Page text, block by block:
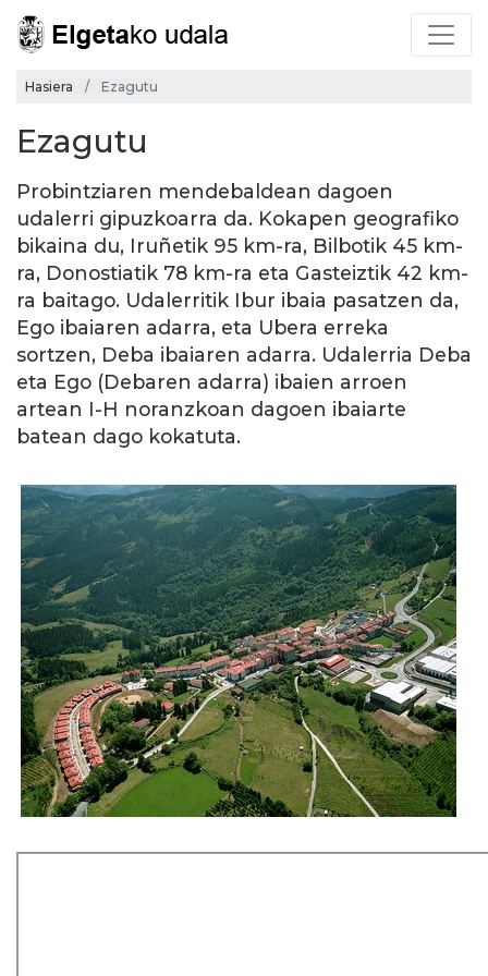
Hasiera Ezagutu
Ezagutu
Probintziaren mendebaldean dagoen
udalerri gipuzkoarra da. Kokapen geografiko
bikaina du, Iruñetik 95 km-ra, Bilbotik 45 km-
ra, Donostiatik 78 km-ra eta Gasteiztik 42 km-
ra baitago. Udalerritik Ibur ibaia pasatzen da,
Ego ibaiaren adarra, eta Ubera erreka
sortzen, Deba ibaiaren adarra. Udalerria Deba
eta Ego (Debaren adarra) ibaien arroen
artean I-H noranzkoan dagoen ibaiarte
batean dago kokatuta.